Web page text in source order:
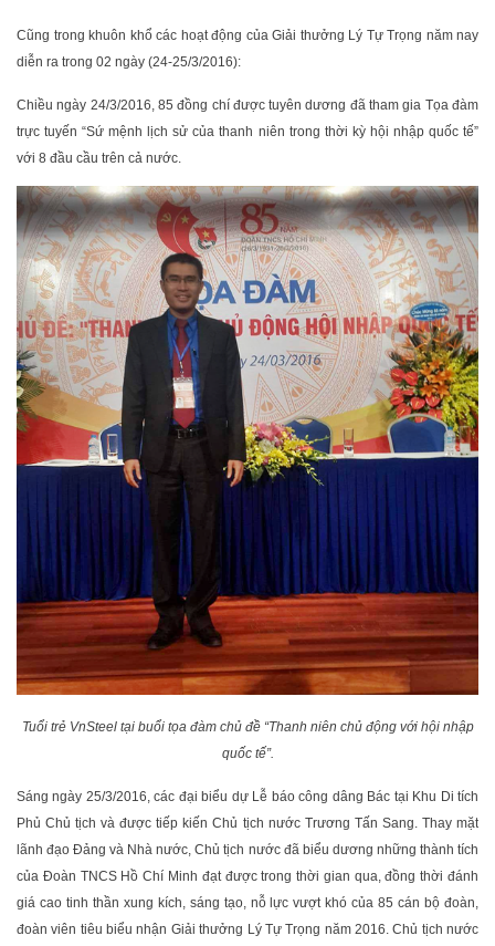
Cũng trong khuôn khổ các hoạt động của Giải thưởng Lý Tự Trọng năm nay
diễn ra trong 02 ngày (24-25/3/2016):
Chiều ngày 24/3/2016, 85 đồng chí được tuyên dương đã tham gia Tọa đàm
trực tuyến “Sứ mệnh lịch sử của thanh niên trong thời kỳ hội nhập quốc tế”
với 8 đầu cầu trên cả nước.
Tuổi trẻ VnSteel tại buổi tọa đàm chủ đề “Thanh niên chủ động với hội nhập
quốc tế”.
Sáng ngày 25/3/2016, các đại biểu dự Lễ báo công dâng Bác tại Khu Di tích
Phủ Chủ tịch và được tiếp kiến Chủ tịch nước Trương Tấn Sang. Thay mặt
lãnh đạo Đảng và Nhà nước, Chủ tịch nước đã biểu dương những thành tích
của Đoàn TNCS Hồ Chí Minh đạt được trong thời gian qua, đồng thời đánh
giá cao tinh thần xung kích, sáng tạo, nỗ lực vượt khó của 85 cán bộ đoàn,
đoàn viên tiêu biểu nhận Giải thưởng Lý Tự Trọng năm 2016. Chủ tịch nước